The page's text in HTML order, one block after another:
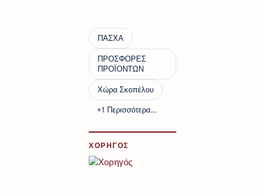
ΧΟΡΗΓΟΣ